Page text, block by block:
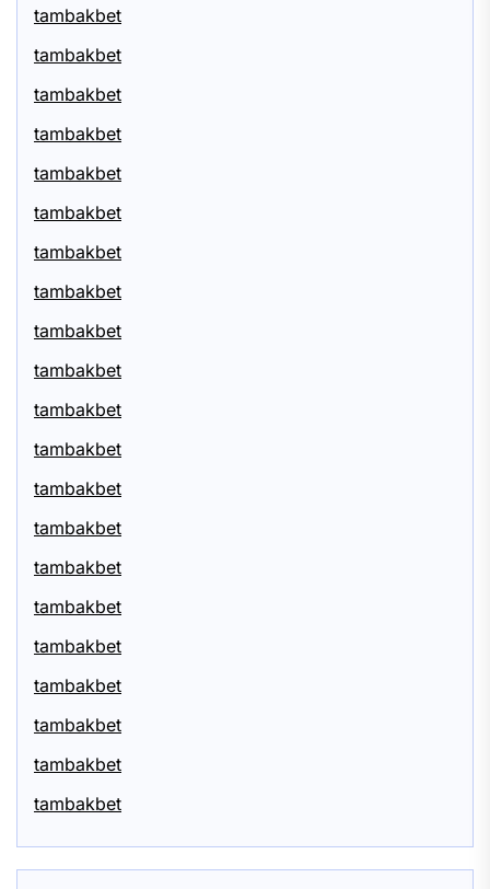
tambakbet
tambakbet
tambakbet
tambakbet
tambakbet
tambakbet
tambakbet
tambakbet
tambakbet
tambakbet
tambakbet
tambakbet
tambakbet
tambakbet
tambakbet
tambakbet
tambakbet
tambakbet
tambakbet
tambakbet
tambakbet